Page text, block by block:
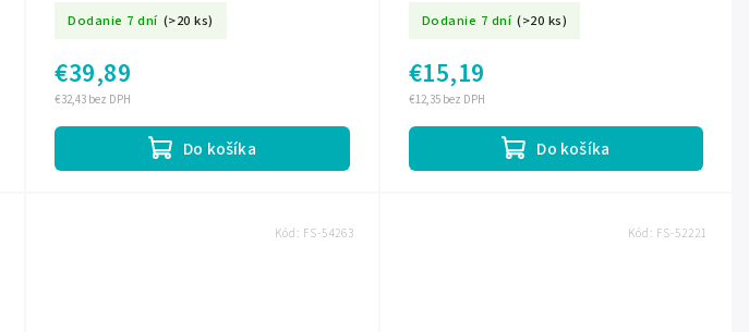
Dodanie 7 dní (>20 ks)
€32,43 bez DPH
€39,89
Do košíka
Dodanie 7 dní (>20 ks)
€12,35 bez DPH
€15,19
Do košíka
Kód: FS-54263 Kód: FS-52221